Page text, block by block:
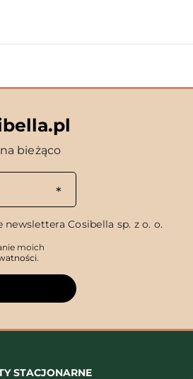
bieżąco
Cosibella sp. z o. o.
moich
.
STACJONARNE